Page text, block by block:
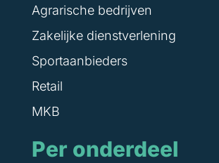
Agrarische bedrijven
Zakelijke dienstverlening
Sportaanbieders
Retail
MKB
Per onderdeel